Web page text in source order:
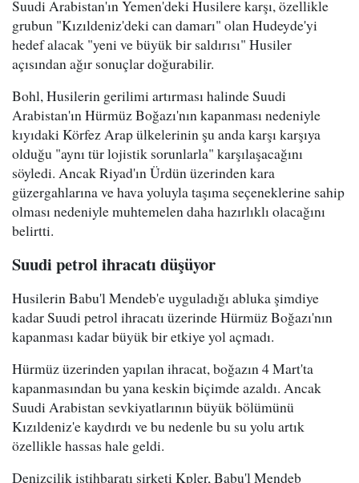
Suudi Arabistan'ın Yemen'deki Husilere karşı, özellikle
grubun "Kızıldeniz'deki can damarı" olan Hudeyde'yi
hedef alacak "yeni ve büyük bir saldırısı" Husiler
açısından ağır sonuçlar doğurabilir.
Bohl, Husilerin gerilimi artırması halinde Suudi
Arabistan'ın Hürmüz Boğazı'nın kapanması nedeniyle
kıyıdaki Körfez Arap ülkelerinin şu anda karşı karşıya
olduğu "aynı tür lojistik sorunlarla" karşılaşacağını
söyledi. Ancak Riyad'ın Ürdün üzerinden kara
güzergahlarına ve hava yoluyla taşıma seçeneklerine sahip
olması nedeniyle muhtemelen daha hazırlıklı olacağını
belirtti.
Suudi petrol ihracatı düşüyor
Husilerin Babu'l Mendeb'e uyguladığı abluka şimdiye
kadar Suudi petrol ihracatı üzerinde Hürmüz Boğazı'nın
kapanması kadar büyük bir etkiye yol açmadı.
Hürmüz üzerinden yapılan ihracat, boğazın 4 Mart'ta
kapanmasından bu yana keskin biçimde azaldı. Ancak
Suudi Arabistan sevkiyatlarının büyük bölümünü
Kızıldeniz'e kaydırdı ve bu nedenle bu su yolu artık
özellikle hassas hale geldi.
Denizcilik istihbaratı şirketi Kpler, Babu'l Mendeb